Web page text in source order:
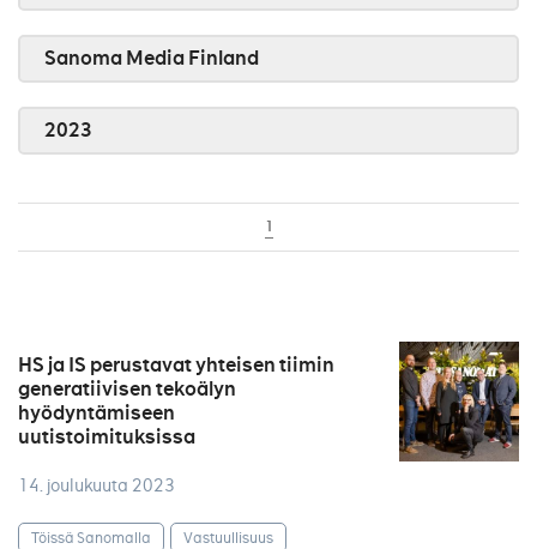
Sanoma Media Finland
2023
1
HS ja IS perustavat yhteisen tiimin
generatiivisen tekoälyn
hyödyntämiseen
uutistoimituksissa
14. joulukuuta 2023
Töissä Sanomalla
Vastuullisuus